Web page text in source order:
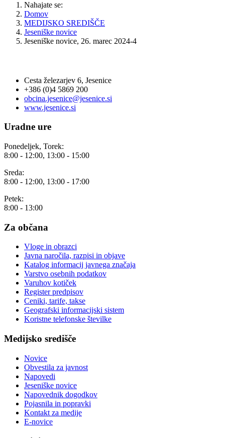
Nahajate se:
Domov
MEDIJSKO SREDIŠČE
Jeseniške novice
Jeseniške novice, 26. marec 2024-4
Cesta železarjev 6, Jesenice
+386 (0)4 5869 200
obcina.jesenice@jesenice.si
www.jesenice.si
Uradne ure
Ponedeljek, Torek:
8:00 - 12:00, 13:00 - 15:00
Sreda:
8:00 - 12:00, 13:00 - 17:00
Petek:
8:00 - 13:00
Za občana
Vloge in obrazci
Javna naročila, razpisi in objave
Katalog informacij javnega značaja
Varstvo osebnih podatkov
Varuhov kotiček
Register predpisov
Ceniki, tarife, takse
Geografski informacijski sistem
Koristne telefonske številke
Medijsko središče
Novice
Obvestila za javnost
Napovedi
Jeseniške novice
Napovednik dogodkov
Pojasnila in popravki
Kontakt za medije
E-novice